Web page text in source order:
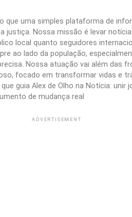
que uma simples plataforma de
justiça. Nossa missão é levar
local quanto seguidores
ao lado da população,
Nossa atuação vai além das
focado em transformar vidas e
guia Alex de Olho na Notícia: unir
de mudança real
ADVERTISEMENT